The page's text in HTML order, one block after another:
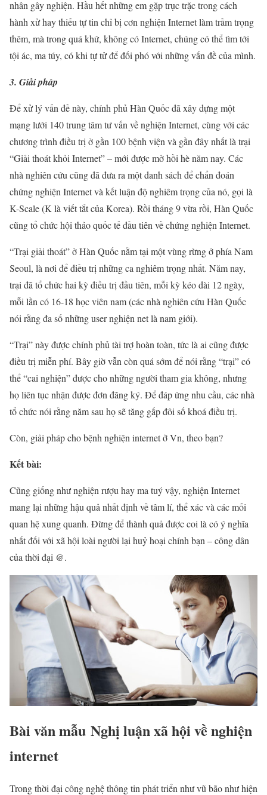
nhân gây nghiện. Hầu hết những em gặp trục trặc trong cách
hành xử hay thiếu tự tin chỉ bị cơn nghiện Internet làm trầm trọng
thêm, mà trong quá khứ, không có Internet, chúng có thể tìm tới
tội ác, ma túy, có khi tự tử để đối phó với những vấn đề của mình.
3. Giải pháp
Để xử lý vấn đề này, chính phủ Hàn Quốc đã xây dựng một
mạng lưới 140 trung tâm tư vấn về nghiện Internet, cùng với các
chương trình điều trị ở gần 100 bệnh viện và gần đây nhất là trại
“Giải thoát khỏi Internet” – mới được mở hồi hè năm nay. Các
nhà nghiên cứu cũng đã đưa ra một danh sách để chẩn đoán
chứng nghiện Internet và kết luận độ nghiêm trọng của nó, gọi là
K-Scale (K là viết tắt của Korea). Rồi tháng 9 vừa rồi, Hàn Quốc
cũng tổ chức hội thảo quốc tế đầu tiên về chứng nghiện Internet.
“Trại giải thoát” ở Hàn Quốc nằm tại một vùng rừng ở phía Nam
Seoul, là nơi để điều trị những ca nghiêm trọng nhất. Năm nay,
trại đã tổ chức hai kỳ điều trị đầu tiên, mỗi kỳ kéo dài 12 ngày,
mỗi lần có 16-18 học viên nam (các nhà nghiên cứu Hàn Quốc
nói rằng đa số những user nghiện net là nam giới).
“Trại” này được chính phủ tài trợ hoàn toàn, tức là ai cũng được
điều trị miễn phí. Bây giờ vẫn còn quá sớm để nói rằng “trại” có
thể “cai nghiện” được cho những người tham gia không, nhưng
họ liên tục nhận được đơn đăng ký. Để đáp ứng nhu cầu, các nhà
tổ chức nói rằng năm sau họ sẽ tăng gấp đôi số khoá điều trị.
Còn, giải pháp cho bệnh nghiện internet ở Vn, theo bạn?
Kết bài:
Cũng giống như nghiện rượu hay ma tuý vậy, nghiện Internet
mang lại những hậu quả nhất định về tâm lí, thể xác và các mối
quan hệ xung quanh. Đừng để thành quả được coi là có ý nghĩa
nhất đối với xã hội loài người lại huỷ hoại chính bạn – công dân
của thời đại @.​
Bài văn mẫu Nghị luận xã hội về nghiện
internet
Trong thời đại công nghệ thông tin phát triển như vũ bão như hiện